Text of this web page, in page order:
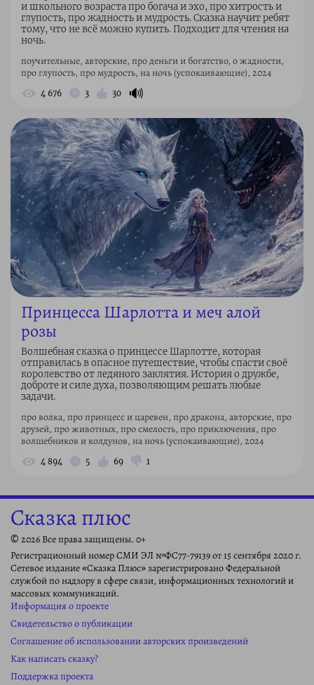
и школьного возраста про богача и эхо, про хитрость и
глупость, про жадность и мудрость. Сказка научит ребят
тому, что не всё можно купить. Подходит для чтения на
ночь.
поучительные, авторские, про деньги и богатство, о жадности,
про глупость, про мудрость, на ночь (успокаивающие), 2024
4 676 3 30 🔊
Принцесса Шарлотта и меч алой
розы
Волшебная сказка о принцессе Шарлотте, которая
отправилась в опасное путешествие, чтобы спасти своё
королевство от ледяного заклятия. История о дружбе,
доброте и силе духа, позволяющим решать любые
задачи.
про волка, про принцесс и царевен, про дракона, авторские, про
друзей, про животных, про смелость, про приключения, про
волшебников и колдунов, на ночь (успокаивающие), 2024
4 894 5 69 1
Сказка плюс
© 2026 Все права защищены. 0+
Регистрационный номер СМИ ЭЛ №ФС77-79139 от 15 сентября 2020 г.
Сетевое издание «Сказка Плюс» зарегистрировано Федеральной
службой по надзору в сфере связи, информационных технологий и
массовых коммуникаций.
Информация о проекте
Свидетельство о публикации
Соглашение об использовании авторских произведений
Как написать сказку?
Поддержка проекта